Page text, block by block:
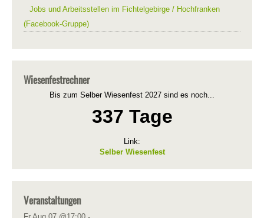
Jobs und Arbeitsstellen im Fichtelgebirge / Hochfranken
(Facebook-Gruppe)
Wiesenfestrechner
Bis zum Selber Wiesenfest 2027 sind es noch...
337 Tage
Link:
Selber Wiesenfest
Veranstaltungen